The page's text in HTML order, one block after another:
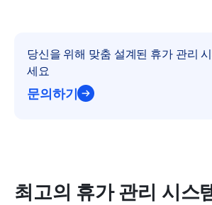
당신을 위해 맞춤 설계된 휴가 관리
세요
문의하기
최고의 휴가 관리 시스